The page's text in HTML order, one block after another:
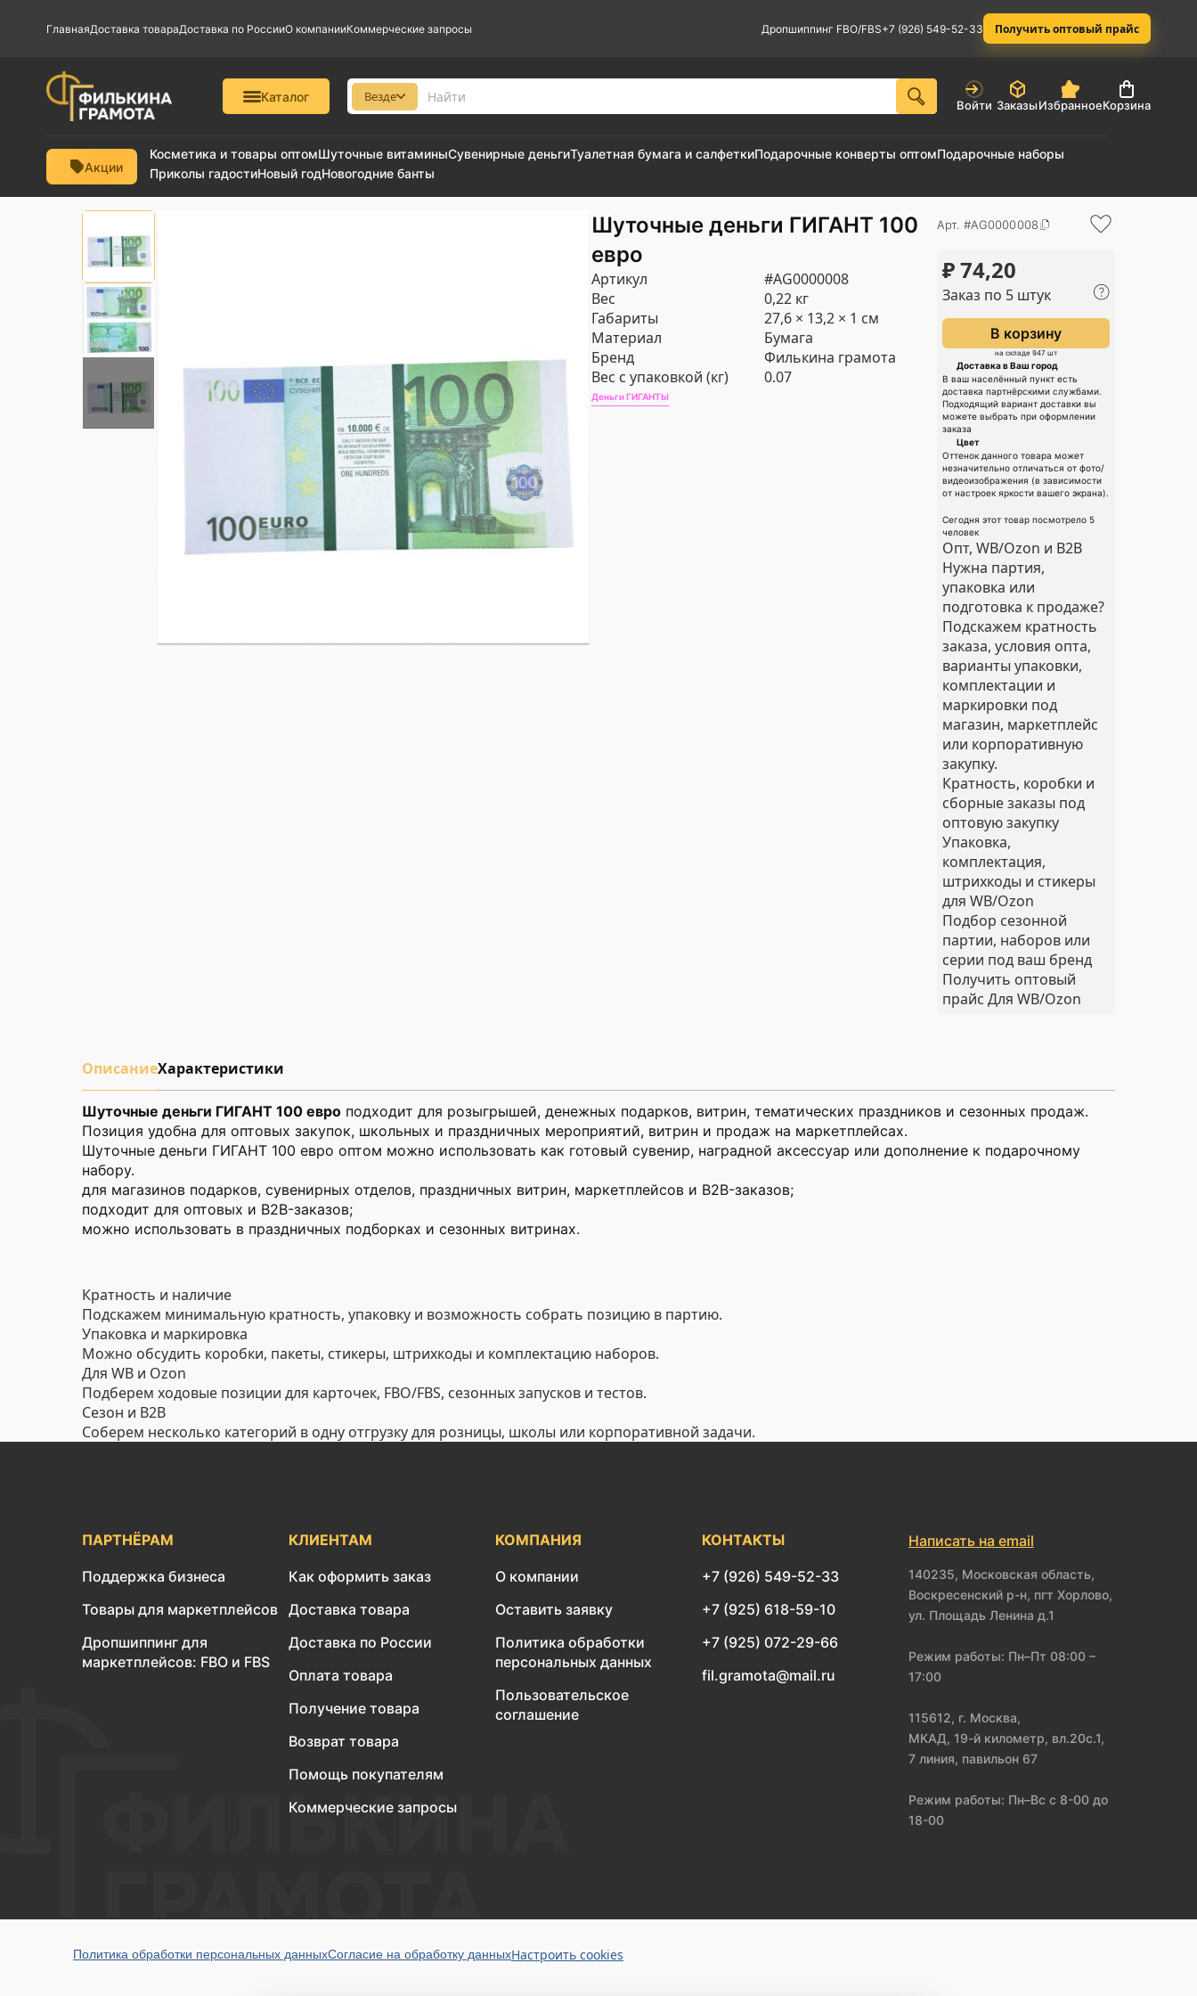
ГлавнаяДоставка товараДоставка по РоссииО компанииКоммерческие запросы Дропшиппинг FBO/FBS+7 (926) 549-52-33 Получить оптовый прайс
Каталог Везде
Войти ЗаказыИзбранноеКорзина
Акции
Косметика и товары оптомШуточные витаминыСувенирные деньгиТуалетная бумага и салфеткиПодарочные конверты оптомПодарочные наборы
Приколы гадостиНовый годНовогодние банты
Шуточные деньги ГИГАНТ 100
евро
Артикул
#AG0000008
Вес
0,22 кг
Габариты
27,6 × 13,2 × 1 см
Материал
Бумага
Бренд
Филькина грамота
Вес с упаковкой (кг)
0.07
Деньги ГИГАНТЫ
Арт. #AG0000008
₽74,20
Заказ по 5 штук
В корзину
на складе 947 шт
Доставка в Ваш город
В ваш населённый пункт есть
доставка партнёрскими службами.
Подходящий вариант доставки вы
можете выбрать при оформлении
заказа
Цвет
Оттенок данного товара может
незначительно отличаться от фото/
видеоизображения (в зависимости
от настроек яркости вашего экрана).
Сегодня этот товар посмотрело 5
человек
Опт, WB/Ozon и B2B
Нужна партия,
упаковка или
подготовка к продаже?
Подскажем кратность
заказа, условия опта,
варианты упаковки,
комплектации и
маркировки под
магазин, маркетплейс
или корпоративную
закупку.
Кратность, коробки и
сборные заказы под
оптовую закупку
Упаковка,
комплектация,
штрихкоды и стикеры
для WB/Ozon
Подбор сезонной
партии, наборов или
серии под ваш бренд
Получить оптовый
прайс Для WB/Ozon
ОписаниеХарактеристики
Шуточные деньги ГИГАНТ 100 евро подходит для розыгрышей, денежных подарков, витрин, тематических праздников и сезонных продаж.
Позиция удобна для оптовых закупок, школьных и праздничных мероприятий, витрин и продаж на маркетплейсах.
Шуточные деньги ГИГАНТ 100 евро оптом можно использовать как готовый сувенир, наградной аксессуар или дополнение к подарочному
набору.
для магазинов подарков, сувенирных отделов, праздничных витрин, маркетплейсов и B2B-заказов;
подходит для оптовых и B2B-заказов;
можно использовать в праздничных подборках и сезонных витринах.
Кратность и наличие
Подскажем минимальную кратность, упаковку и возможность собрать позицию в партию.
Упаковка и маркировка
Можно обсудить коробки, пакеты, стикеры, штрихкоды и комплектацию наборов.
Для WB и Ozon
Подберем ходовые позиции для карточек, FBO/FBS, сезонных запусков и тестов.
Сезон и B2B
Соберем несколько категорий в одну отгрузку для розницы, школы или корпоративной задачи.
ПАРТНЁРАМ
Поддержка бизнеса
Товары для маркетплейсов
Дропшиппинг для
маркетплейсов: FBO и FBS
КЛИЕНТАМ
Как оформить заказ
Доставка товара
Доставка по России
Оплата товара
Получение товара
Возврат товара
Помощь покупателям
Коммерческие запросы
КОМПАНИЯ
О компании
Оставить заявку
Политика обработки
персональных данных
Пользовательское
соглашение
КОНТАКТЫ
+7 (926) 549-52-33
+7 (925) 618-59-10
+7 (925) 072-29-66
fil.gramota@mail.ru
Написать на email
140235, Московская область,
Воскресенский р-н, пгт Хорлово,
ул. Площадь Ленина д.1
Режим работы: Пн–Пт 08:00 –
17:00
115612, г. Москва,
МКАД, 19-й километр, вл.20с.1,
7 линия, павильон 67
Режим работы: Пн–Вс с 8-00 до
18-00
Политика обработки персональных данныхСогласие на обработку данныхНастроить cookies